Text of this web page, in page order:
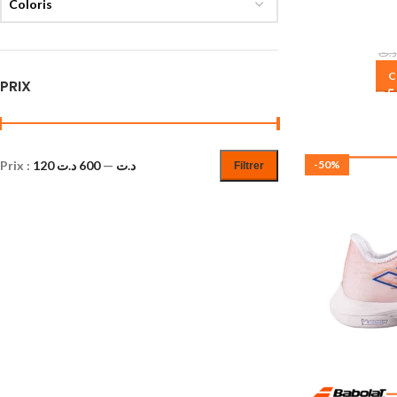
Coloris
PRIX
Filtrer
Prix : 120 د.ت —600 د.ت
د.ت
-50%